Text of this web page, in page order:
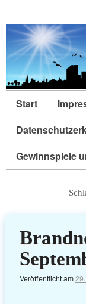
Start
Gewinnspiele
Veröffentlicht am